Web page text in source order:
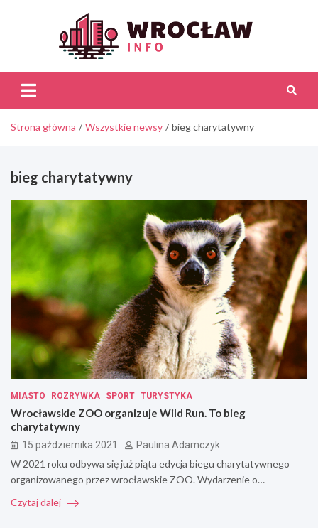
Strona główna Wszystkie newsy bieg charytatywny
bieg charytatywny
MIASTO ROZRYWKA SPORT TURYSTYKA
Wrocławskie ZOO organizuje Wild Run. To bieg
charytatywny
15 października 2021 Paulina Adamczyk
W 2021 roku odbywa się już piąta edycja biegu charytatywnego
organizowanego przez wrocławskie ZOO. Wydarzenie o…
Czytaj dalej